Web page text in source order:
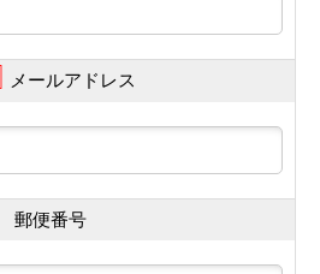
メールアドレス
郵便番号